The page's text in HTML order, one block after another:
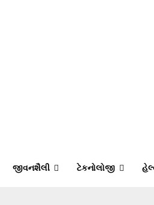
જીવનશૈલી ટેકનોલોજી